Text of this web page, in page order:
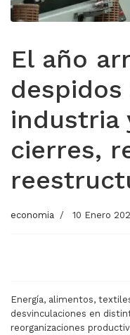
El año
despidos
industria
cierres,
economia 10 Enero
Energía, alimentos,
desvinculaciones en
reorganizaciones